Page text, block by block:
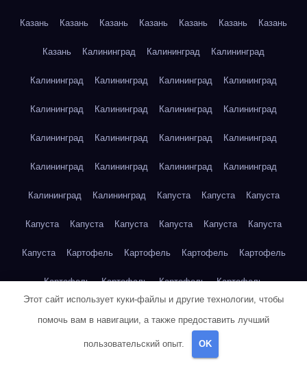
Казань Казань Казань Казань Казань Казань Казань
Казань Калининград Калининград Калининград
Калининград Калининград Калининград Калининград
Калининград Калининград Калининград Калининград
Калининград Калининград Калининград Калининград
Калининград Калининград Калининград Калининград
Калининград Калининград Капуста Капуста Капуста
Капуста Капуста Капуста Капуста Капуста Капуста
Капуста Картофель Картофель Картофель Картофель
Картофель Картофель Картофель Картофель
Кейптаун Кейптаун
Этот сайт использует куки-файлы и другие технологии, чтобы
помочь вам в навигации, а также предоставить лучший
пользовательский опыт. OK